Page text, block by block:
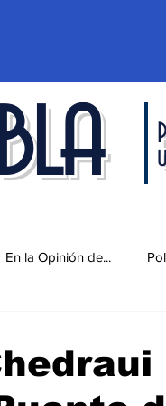
En la Opinión de...